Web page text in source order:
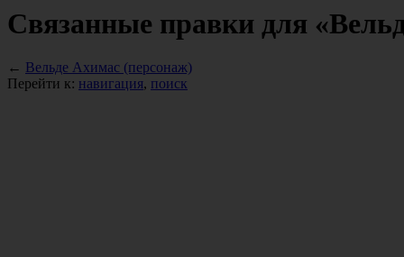
Связанные правки для
← Вельде Ахимас (персонаж)
Перейти к: навигация, поиск